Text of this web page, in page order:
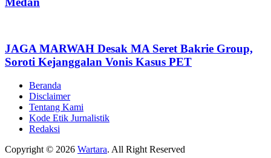
JAGA MARWAH Desak MA Seret Bakrie Group,
Soroti Kejanggalan Vonis Kasus PET
Beranda
Disclaimer
Tentang Kami
Kode Etik Jurnalistik
Redaksi
Copyright © 2026 Wartara. All Right Reserved